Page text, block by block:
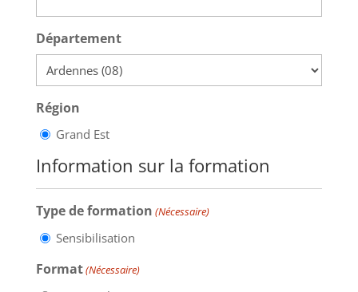
Département
Région
Grand Est
Information sur la formation
Type de formation (Nécessaire)
Sensibilisation
Format(Nécessaire)